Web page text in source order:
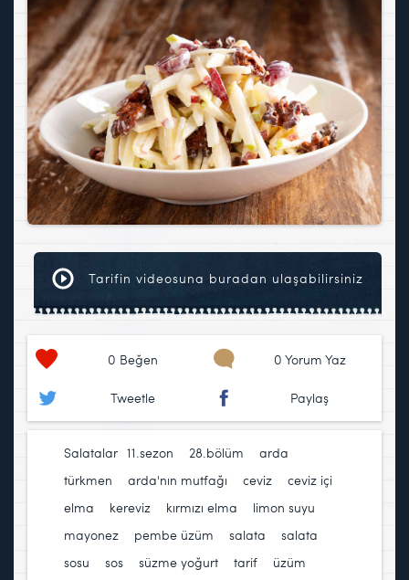
Tarifin videosuna buradan ulaşabilirsiniz
0 Beğen 0 Yorum Yaz
Tweetle Paylaş
Salatalar 11.sezon 28.bölüm
arda
türkmen
arda'nın mutfağı ceviz ceviz içi
elma
kereviz kırmızı elma limon suyu
mayonez
pembe üzüm salata
salata
sosu
sos süzme yoğurt tarif üzüm